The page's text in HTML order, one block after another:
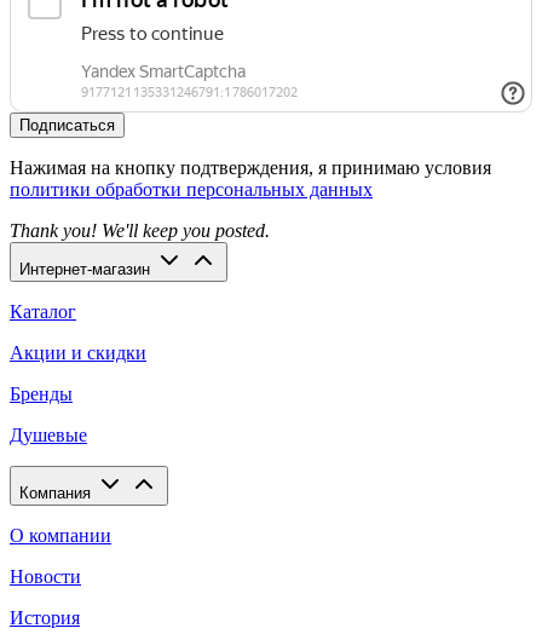
Подписаться
Нажимая на кнопку подтверждения, я принимаю условия
политики обработки персональных данных
Thank you! We'll keep you posted.
Интернет-магазин
Каталог
Акции и скидки
Бренды
Душевые
Компания
О компании
Новости
История